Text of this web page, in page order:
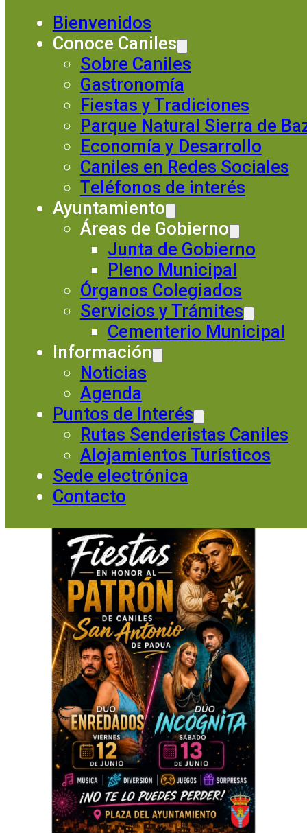
Bienvenidos
Conoce Caniles
Sobre Caniles
Gastronomía
Fiestas y Tradiciones
Parque Natural Sierra de
Economía y Desarrollo
Caniles en Redes Sociales
Teléfonos de interés
Ayuntamiento
Áreas de Gobierno
Junta de Gobierno
Pleno Municipal
Órganos Colegiados
Servicios y Trámites
Cementerio Municipal
Información
Noticias
Agenda
Puntos de Interés
Rutas Senderistas Caniles
Alojamientos Turísticos
Sede electrónica
Contacto